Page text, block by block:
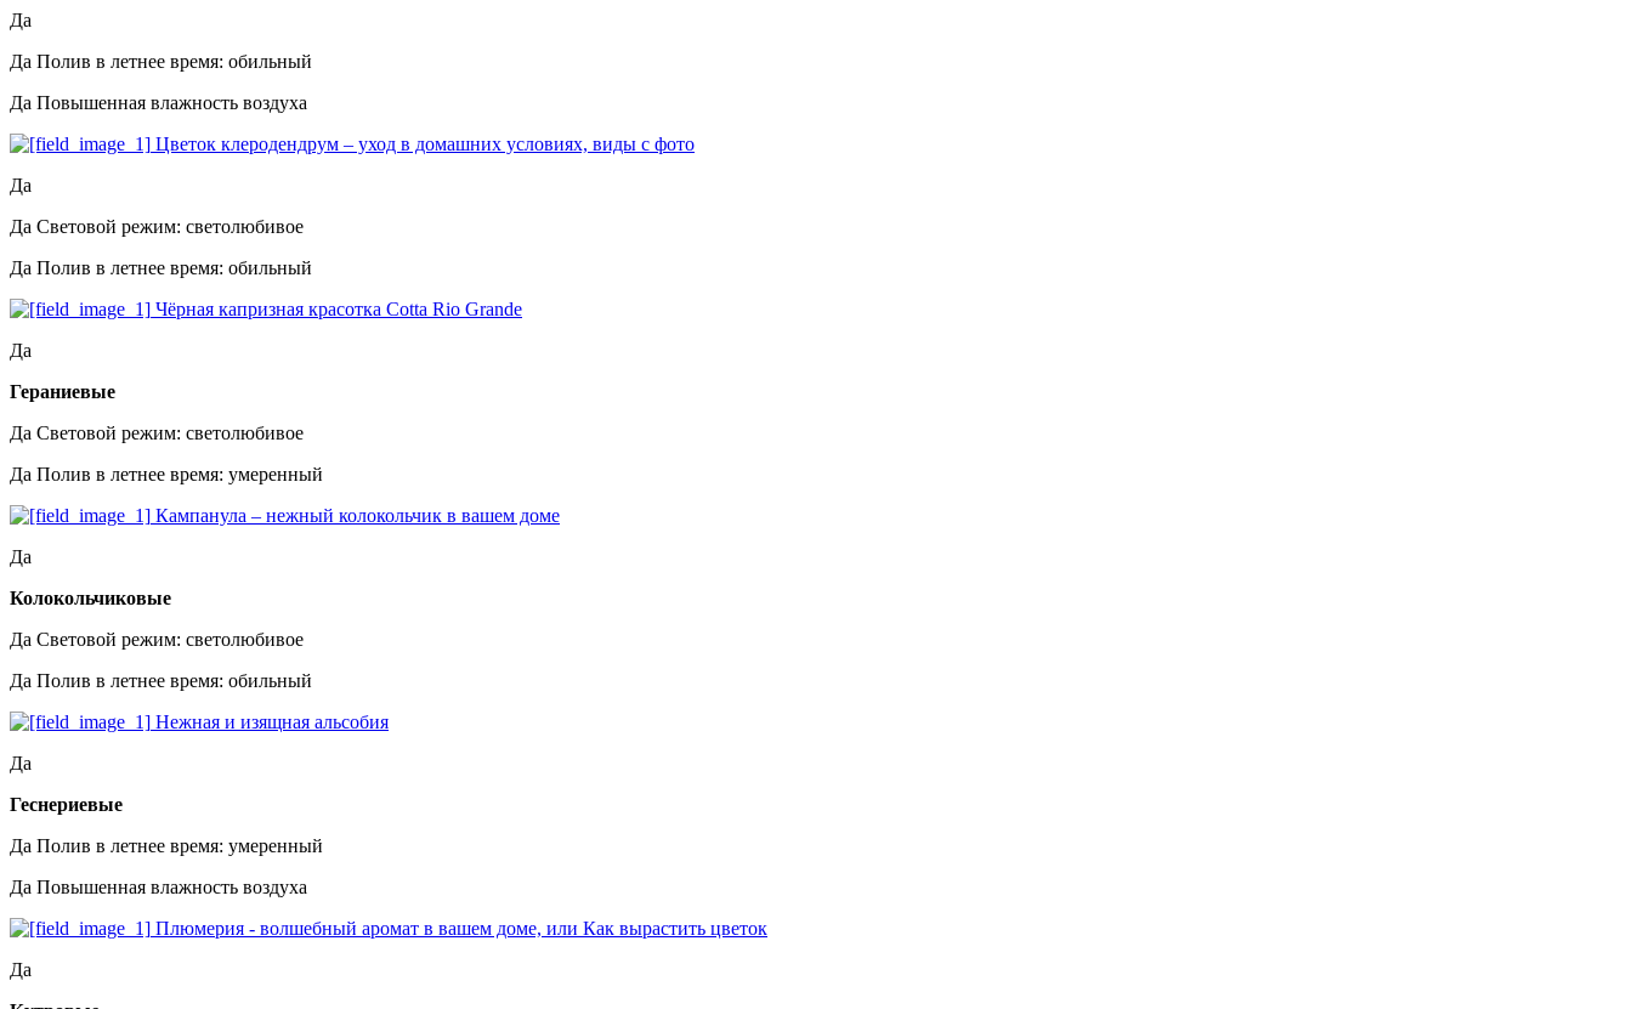
Да
Да Полив в летнее время: обильный
Да Повышенная влажность воздуха
Цветок клеродендрум – уход в домашних условиях, виды с фото
Да
Да Световой режим: светолюбивое
Да Полив в летнее время: обильный
Чёрная капризная красотка Cotta Rio Grande
Да
Гераниевые
Да Световой режим: светолюбивое
Да Полив в летнее время: умеренный
Кампанула – нежный колокольчик в вашем доме
Да
Колокольчиковые
Да Световой режим: светолюбивое
Да Полив в летнее время: обильный
Нежная и изящная альсобия
Да
Геснериевые
Да Полив в летнее время: умеренный
Да Повышенная влажность воздуха
Плюмерия - волшебный аромат в вашем доме, или Как вырастить цветок
Да